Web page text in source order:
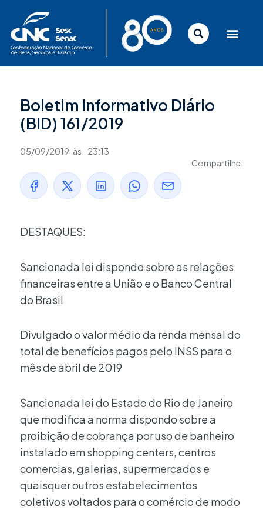
conteúdo
Boletim Informativo Diário
(BID) 161/2019
05/09/2019 às
23:13
Compartilhe:
DESTAQUES:
Sancionada lei dispondo sobre as relações
financeiras entre a União e o Banco Central
do Brasil
Divulgado o valor médio da renda mensal do
total de benefícios pagos pelo INSS para o
mês de abril de 2019
Sancionada lei do Estado do Rio de Janeiro
que modifica a norma dispondo sobre a
proibição de cobrança por uso de banheiro
instalado em shopping centers, centros
comercias, galerias, supermercados e
quaisquer outros estabelecimentos
coletivos voltados para o comércio de modo